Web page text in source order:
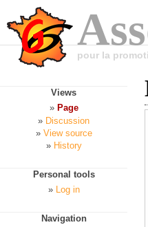
pour la
Views
Page
Discussion
View source
History
Personal tools
Log in
Navigation